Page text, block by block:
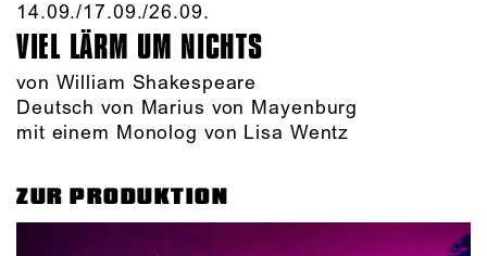
14.09./​17.09./​26.09.​
VIEL LÄRM UM NICHTS
von William Shakespeare
Deutsch von Marius von Mayenburg
mit einem Monolog von Lisa Wentz
ZUR PRODUKTION